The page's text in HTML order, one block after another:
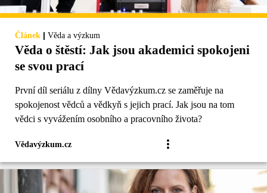
Článek | Věda a výzkum
Věda o štěstí: Jak jsou akademici spokojeni
se svou prací
První díl seriálu z dílny Vědavýzkum.cz se zaměřuje na
spokojenost vědců a vědkyň s jejich prací. Jak jsou na tom
vědci s vyvážením osobního a pracovního života?
Vědavýzkum.cz